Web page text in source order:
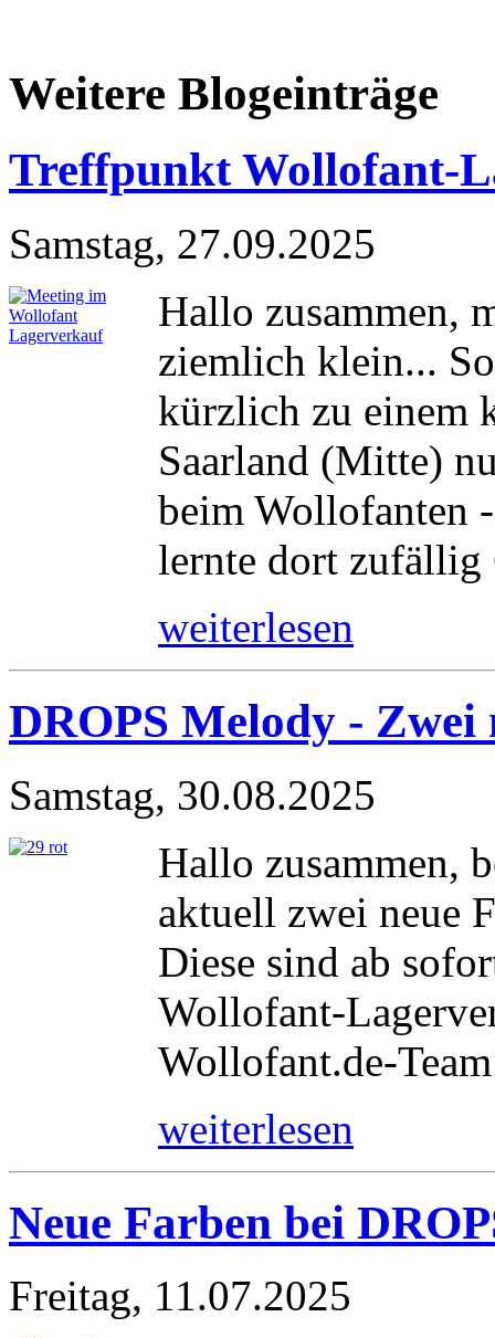
Weitere Blogeinträge
Treffpunkt Wollofant-
Samstag, 27.09.2025
Hallo zusammen,
ziemlich klein...
kürzlich zu einem
Saarland (Mitte)
beim Wollofanten
lernte dort zufällig
weiterlesen
DROPS Melody - Zwei
Samstag, 30.08.2025
Hallo zusammen,
aktuell zwei neue
Diese sind ab
Wollofant-
Wollofant.de-Team
weiterlesen
Neue Farben bei
Freitag, 11.07.2025